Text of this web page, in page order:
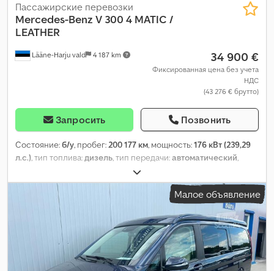
Lääne-Harju vald 4 187 km
Пассажирские перевозки
Mercedes-Benz V 300 4 MATIC /
LEATHER
34 900 €
Фиксированная цена без учета
НДС
(43 276 € брутто)
Запросить Позвонить
Состояние:б/у, пробег:200 177 км, мощность:176 кВт (239,29
л.с.), тип топлива:дизель, тип передачи:автоматический,
, первая регистрация:
выбросов:Евро 6, цвет:чёрный, Год выпуска:2021,
Оборудование:
кондиционер, круиз-контроль, подогрев
сиденья, полный привод, центральный замок
Малое объявление